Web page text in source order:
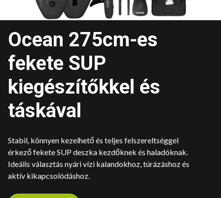
Ocean 275cm-es
fekete SUP
kiegészítőkkel és
táskával
Stabil, könnyen kezelhető és teljes felszereltséggel
érkező fekete SUP deszka kezdőknek és haladóknak.
Ideális választás nyári vízi kalandokhoz, túrázáshoz és
aktív kikapcsolódáshoz.